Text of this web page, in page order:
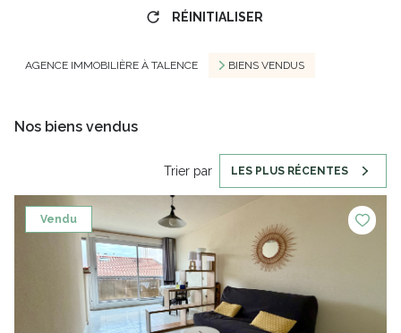
RÉINITIALISER
AGENCE IMMOBILIÈRE À TALENCE BIENS VENDUS
Nos biens vendus
Trier par LES PLUS RÉCENTES
Vendu